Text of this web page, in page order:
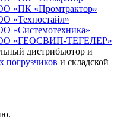
дистрибьютор и
погрузчиков и складской